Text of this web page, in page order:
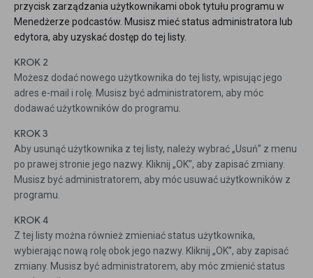
przycisk zarządzania użytkownikami obok tytułu programu w
Menedżerze podcastów. Musisz mieć status administratora lub
edytora, aby uzyskać dostęp do tej listy.
KROK 2
Możesz dodać nowego użytkownika do tej listy, wpisując jego
adres e-mail i rolę. Musisz być administratorem, aby móc
dodawać użytkowników do programu.
KROK 3
Aby usunąć użytkownika z tej listy, należy wybrać „Usuń” z menu
po prawej stronie jego nazwy. Kliknij „OK”, aby zapisać zmiany.
Musisz być administratorem, aby móc usuwać użytkowników z
programu.
KROK 4
Z tej listy można również zmieniać status użytkownika,
wybierając nową rolę obok jego nazwy. Kliknij „OK”, aby zapisać
zmiany. Musisz być administratorem, aby móc zmienić status